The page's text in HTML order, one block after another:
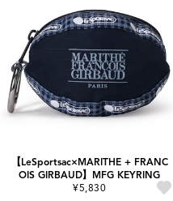
【LeSportsac×MARITHE + FRANC
OIS GIRBAUD】MFG KEYRING
¥5,830